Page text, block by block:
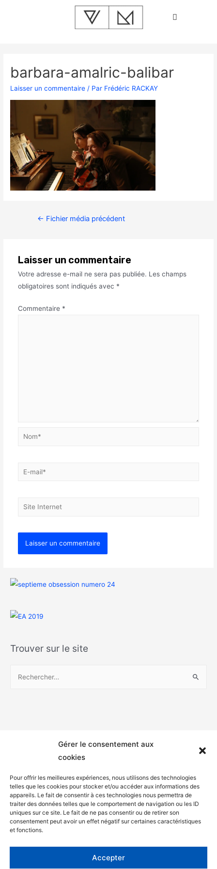
Gérer le consentement aux
cookies
Pour offrir les meilleures expériences, nous utilisons des technologies
telles que les cookies pour stocker et/ou accéder aux informations des
appareils. Le fait de consentir à ces technologies nous permettra de
traiter des données telles que le comportement de navigation ou les ID
uniques sur ce site. Le fait de ne pas consentir ou de retirer son
consentement peut avoir un effet négatif sur certaines caractéristiques
et fonctions.
Accepter
barbara-amalric-balibar
Laisser un commentaire / Par Frédéric RACKAY
← Fichier média précédent
Laisser un commentaire
Votre adresse e-mail ne sera pas publiée. Les champs
obligatoires sont indiqués avec *
Commentaire *
Trouver sur le site
Mentions légales
Politique de confidentialité